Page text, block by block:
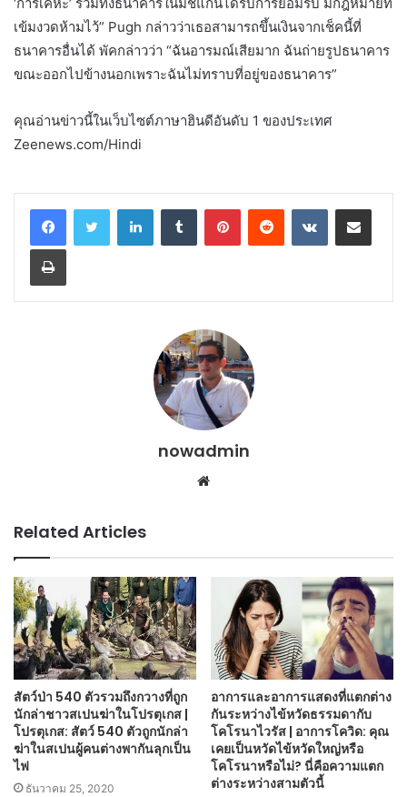
เข้มงวดห้ามไว้” Pugh กล่าวว่าเธอสามารถขึ้นเงินจากเช็คนี้ที่
ธนาคารอื่นได้ พัคกล่าวว่า “ฉันอารมณ์เสียมาก ฉันถ่ายรูปธนาคาร
ขณะออกไปข้างนอกเพราะฉันไม่ทราบที่อยู่ของธนาคาร”
คุณอ่านข่าวนี้ในเว็บไซต์ภาษาฮินดีอันดับ 1 ของประเทศ
Zeenews.com/Hindi
LinkedInTumblr PinterestReddit VKontakteShare via Email
Print
nowadmin
Website
Related Articles
สัตว์ป่า 540 ตัวรวมถึงกวางที่ถูก
นักล่าชาวสเปนฆ่าในโปรตุเกส |
โปรตุเกส: สัตว์ 540 ตัวถูกนักล่า
ฆ่าในสเปนผู้คนต่างพากันลุกเป็น
ไฟ
ธันวาคม 25, 2020
อาการและอาการแสดงที่แตกต่าง
กันระหว่างไข้หวัดธรรมดากับ
โคโรนาไวรัส | อาการโควิด: คุณ
เคยเป็นหวัดไข้หวัดใหญ่หรือ
โคโรนาหรือไม่? นี่คือความแตก
ต่างระหว่างสามตัวนี้